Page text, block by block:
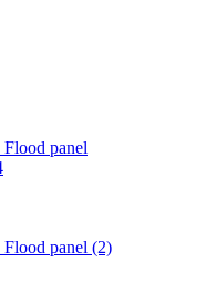
panel
panel (2)